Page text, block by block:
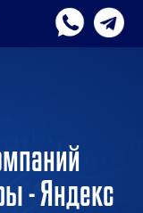
- Яндекс